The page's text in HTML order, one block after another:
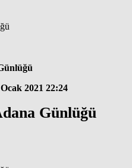
2021 22:24
Günlüğü